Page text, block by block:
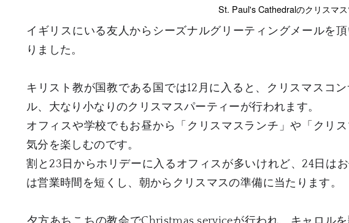
St. Paul's Cathedralのクリスマ
イギリスにいる友人からシーズナルグリーティングメールを
りました。
キリスト教が国教である国では12月に入ると、クリスマスコ
ル、大なり小なりのクリスマスパーティーが行われます。
オフィスや学校でもお昼から「クリスマスランチ」や「クリ
気分を楽しむのです。
割と23日からホリデーに入るオフィスが多いけれど、24日は
は営業時間を短くし、朝からクリスマスの準備に当たります。